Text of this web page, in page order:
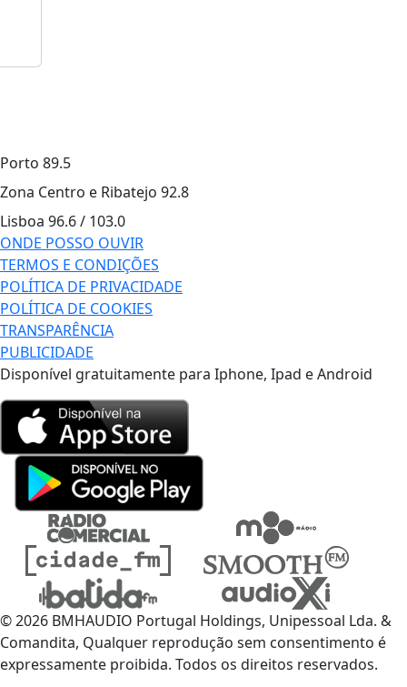
Porto 89.5
Zona Centro e Ribatejo 92.8
Lisboa 96.6 / 103.0
ONDE POSSO OUVIR
TERMOS E CONDIÇÕES
POLÍTICA DE PRIVACIDADE
POLÍTICA DE COOKIES
TRANSPARÊNCIA
PUBLICIDADE
Disponível gratuitamente para Iphone, Ipad e Android
© 2026 BMHAUDIO Portugal Holdings, Unipessoal Lda. &
Comandita, Qualquer reprodução sem consentimento é
expressamente proibida. Todos os direitos reservados.